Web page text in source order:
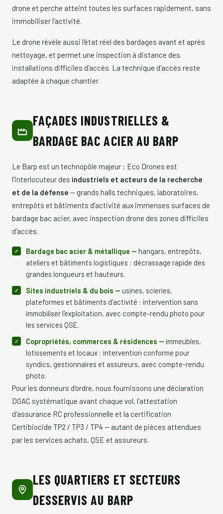
drone et perche atteint toutes les surfaces rapidement, sans
immobiliser l'activité.
Le drone révèle aussi l'état réel des bardages avant et après
nettoyage, et permet une inspection à distance des
installations difficiles d'accès. La technique d'accès reste
adaptée à chaque chantier.
FAÇADES INDUSTRIELLES &
BARDAGE BAC ACIER AU BARP
Le Barp est un technopôle majeur : Eco Drones est
l'interlocuteur des industriels et acteurs de la recherche
et de la défense — grands halls techniques, laboratoires,
entrepôts et bâtiments d'activité aux immenses surfaces de
bardage bac acier, avec inspection drone des zones difficiles
d'accès.
Bardage bac acier & métallique — hangars, entrepôts,
ateliers et bâtiments logistiques : décrassage rapide des
grandes longueurs et hauteurs.
Sites industriels & du bois — usines, scieries,
plateformes et bâtiments d'activité : intervention sans
immobiliser l'exploitation, avec compte-rendu photo pour
les services QSE.
Copropriétés, commerces & résidences — immeubles,
lotissements et locaux : intervention conforme pour
syndics, gestionnaires et assureurs, avec compte-rendu
photo.
Pour les donneurs d'ordre, nous fournissons une déclaration
DGAC systématique avant chaque vol, l'attestation
d'assurance RC professionnelle et la certification
Certibiocide TP2 / TP3 / TP4 — autant de pièces attendues
par les services achats, QSE et assureurs.
LES QUARTIERS ET SECTEURS
DESSERVIS AU BARP